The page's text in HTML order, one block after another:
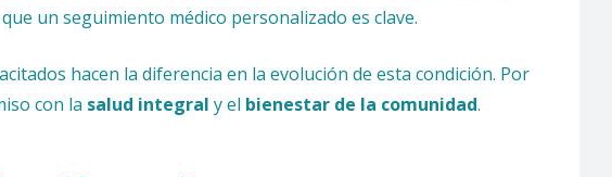
un seguimiento médico personalizado es clave.
hacen la diferencia en la evolución de esta condición. Por
con la salud integral y el bienestar de la comunidad.